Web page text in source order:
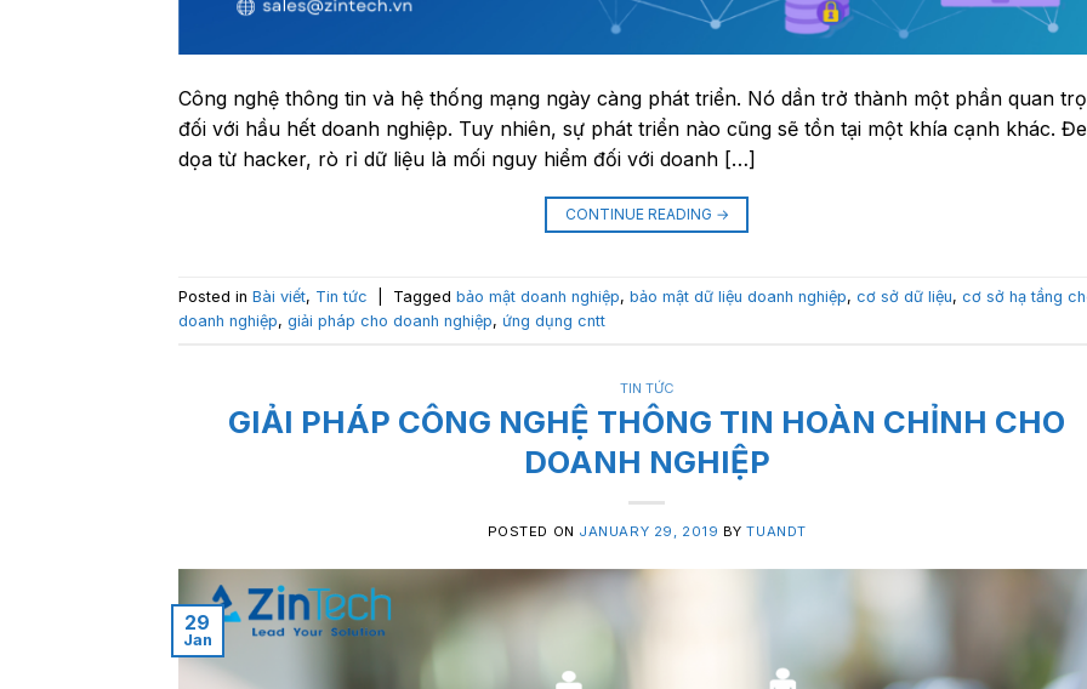
Công nghệ thông tin và hệ thống mạng ngày càng phát triển. Nó dần trở thành một phần quan
đối với hầu hết doanh nghiệp. Tuy nhiên, sự phát triển nào cũng sẽ tồn tại một khía cạnh khác. Đe
dọa từ hacker, rò rỉ dữ liệu là mối nguy hiểm đối với doanh […]
CONTINUE READING →
Posted in Bài viết, Tin tức Tagged bảo mật doanh nghiệp, bảo mật dữ liệu doanh nghiệp, cơ sở dữ liệu, cơ sở hạ tầng
doanh nghiệp, giải pháp cho doanh nghiệp, ứng dụng cntt
TIN TỨC
GIẢI PHÁP CÔNG NGHỆ THÔNG TIN HOÀN CHỈNH CHO
DOANH NGHIỆP
POSTED ON JANUARY 29, 2019 BYTUANDT
29
Jan